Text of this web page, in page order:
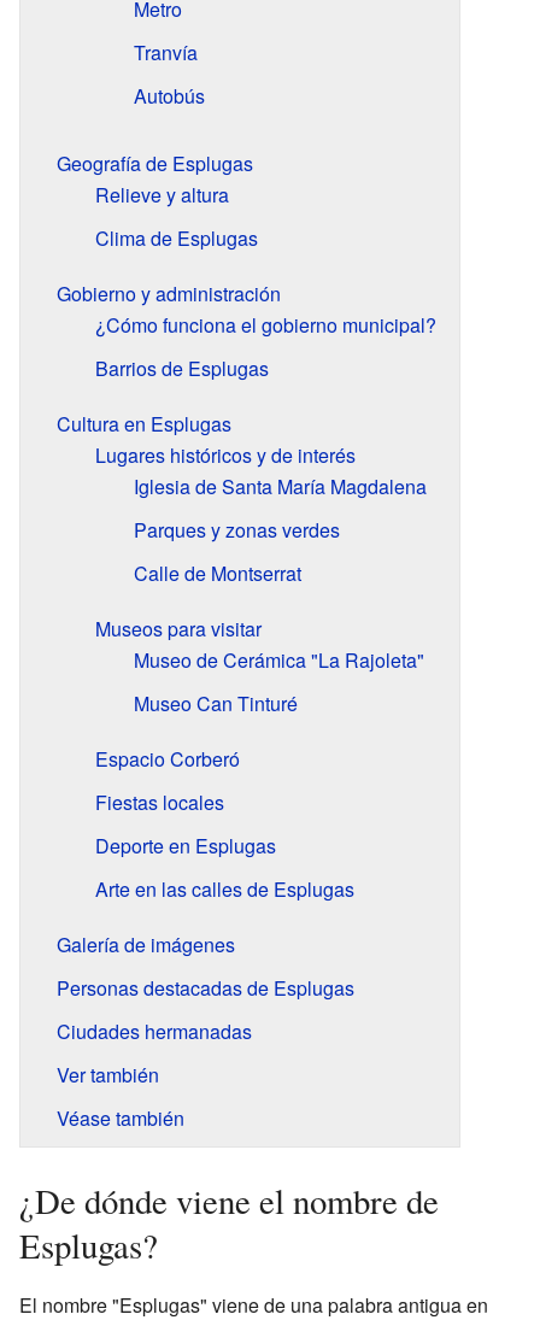
Metro
Tranvía
Autobús
Geografía de Esplugas
Relieve y altura
Clima de Esplugas
Gobierno y administración
¿Cómo funciona el gobierno municipal?
Barrios de Esplugas
Cultura en Esplugas
Lugares históricos y de interés
Iglesia de Santa María Magdalena
Parques y zonas verdes
Calle de Montserrat
Museos para visitar
Museo de Cerámica "La Rajoleta"
Museo Can Tinturé
Espacio Corberó
Fiestas locales
Deporte en Esplugas
Arte en las calles de Esplugas
Galería de imágenes
Personas destacadas de Esplugas
Ciudades hermanadas
Ver también
Véase también
¿De dónde viene el nombre de
Esplugas?
El nombre "Esplugas" viene de una palabra antigua en